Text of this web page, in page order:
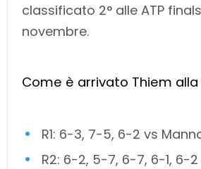
classificato 2° alle ATP
novembre.
Come è arrivato Thiem alla
R1: 6-3, 7-5, 6-2 vs
R2: 6-2, 5-7, 6-7, 6-1, 6-